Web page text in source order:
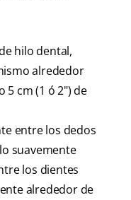
hilo dental,
alrededor
5 cm (1 ó 2") de
entre los dedos
suavemente
los dientes
alrededor de